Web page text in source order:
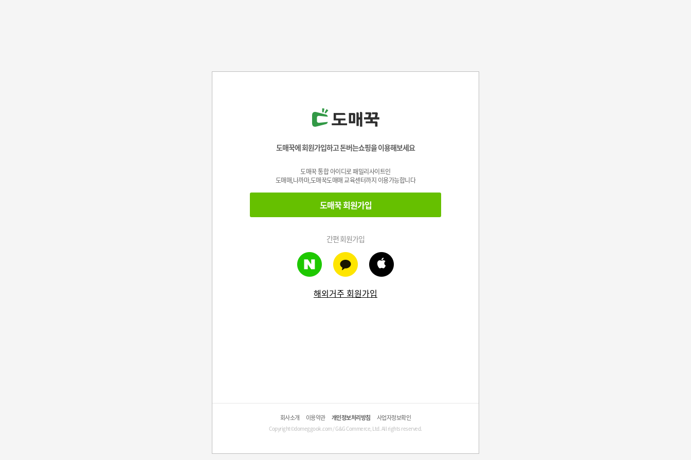
도매꾹에 회원가입하고 돈버는쇼핑을 이용해보세요
도매꾹 통합 아이디로 패밀리사이트인
도매매,나까마,도매꾹도매매 교육센터까지 이용가능합니다
도매꾹 회원가입
간편 회원가입
해외거주 회원가입
회사소개 이용약관 개인정보처리방침 사업자정보확인
Copyright©domeggook.com / G&G Commerce, Ltd. All rights reserved.